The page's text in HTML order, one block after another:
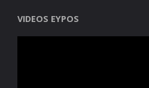
VIDEOS EYPOS